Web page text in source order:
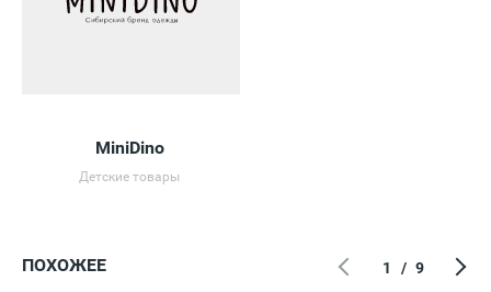
MiniDino
Детские товары
ПОХОЖЕЕ 1 / 9